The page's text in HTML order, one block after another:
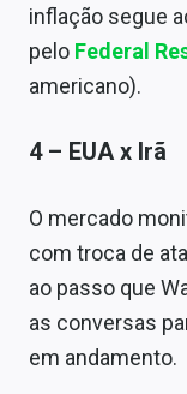
inflação segue
pelo Federal
americano).
4 – EUA x Irã
O mercado
com troca de
ao passo que
as conversas
em andamento.